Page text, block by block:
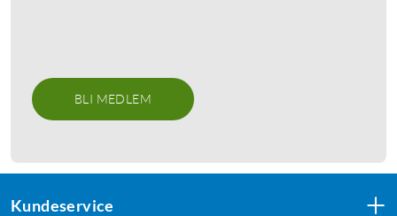
BLI MEDLEM
Kundeservice